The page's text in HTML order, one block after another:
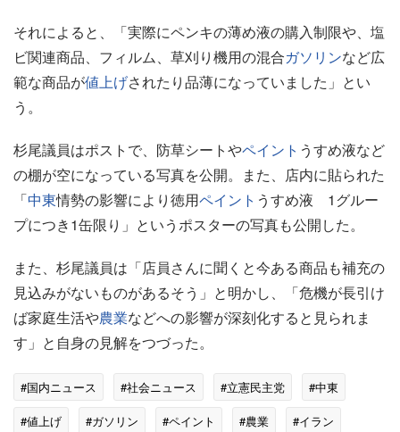
それによると、「実際にペンキの薄め液の購入制限や、塩
ビ関連商品、フィルム、草刈り機用の混合ガソリンなど広
範な商品が値上げされたり品薄になっていました」とい
う。
杉尾議員はポストで、防草シートやペイント うすめ液など
の棚が空になっている写真を公開。また、店内に貼られた
「中東情勢の影響により徳用ペイント うすめ液 1グルー
プにつき1缶限り」というポスターの写真も公開した。
また、杉尾議員は「店員さんに聞くと今ある商品も補充の
見込みがないものがあるそう」と明かし、「危機が長引け
ば家庭生活や農業などへの影響が深刻化すると見られま
す」と自身の見解をつづった。
#国内ニュース #社会ニュース #立憲民主党
#中東
#値上げ
#ガソリン #ペイント #農業
#イラン